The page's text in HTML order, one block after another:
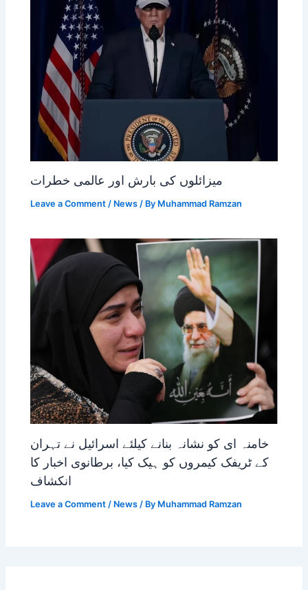
میزائلوں کی بارش اور عالمی خطرات
Leave a Comment / News / By Muhammad Ramzan
خامنہ ای کو نشانہ بنانے کیلئے اسرائیل نے تہران
کے ٹریفک کیمروں کو ہیک کیا، برطانوی اخبار کا
انکشاف
Leave a Comment / News / By Muhammad Ramzan